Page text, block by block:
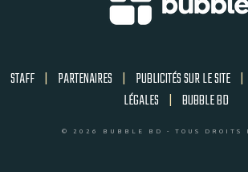
STAFF | PARTENAIRES | PUBLICITÉS SUR LE SITE |
LÉGALES | BUBBLE BD
© 2026 BUBBLE BD - TOUS DROITS